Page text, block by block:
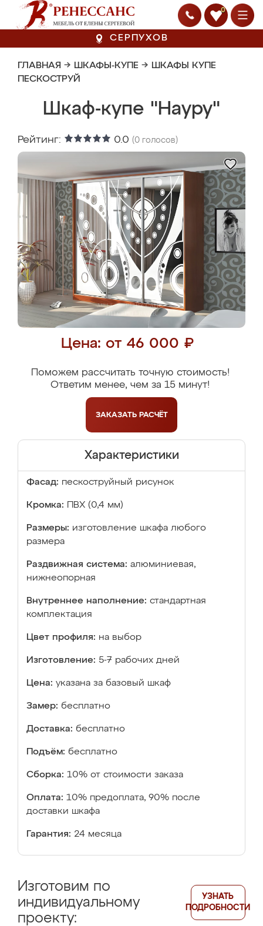
0
СЕРПУХОВ
ГЛАВНАЯ → ШКАФЫ-КУПЕ → ШКАФЫ КУПЕ
ПЕСКОСТРУЙ
Шкаф-купе "Науру"
Рейтинг: 0.0 (0 голосов)
Цена: от 46 000 ₽
Поможем рассчитать точную стоимость!
Ответим менее, чем за 15 минут!
ЗАКАЗАТЬ РАСЧЁТ
Характеристики
Фасад: пескоструйный рисунок
Кромка: ПВХ (0,4 мм)
Размеры: изготовление шкафа любого
размера
Раздвижная система: алюминиевая,
нижнеопорная
Внутреннее наполнение: стандартная
комплектация
Цвет профиля: на выбор
Изготовление: 5-7 рабочих дней
Цена: указана за базовый шкаф
Замер: бесплатно
Доставка: бесплатно
Подъём: бесплатно
Сборка: 10% от стоимости заказа
Оплата: 10% предоплата, 90% после
доставки шкафа
Гарантия: 24 месяца
Изготовим по
индивидуальному
проекту:
УЗНАТЬ
ПОДРОБНОСТИ